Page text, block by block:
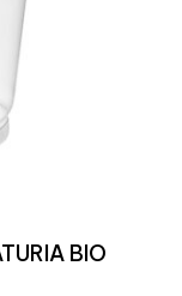
BIO